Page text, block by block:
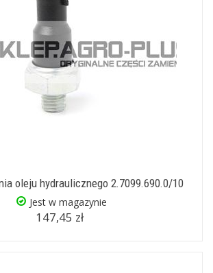
oleju hydraulicznego 2.7099.690.0/10
Jest w magazynie
147,45 zł